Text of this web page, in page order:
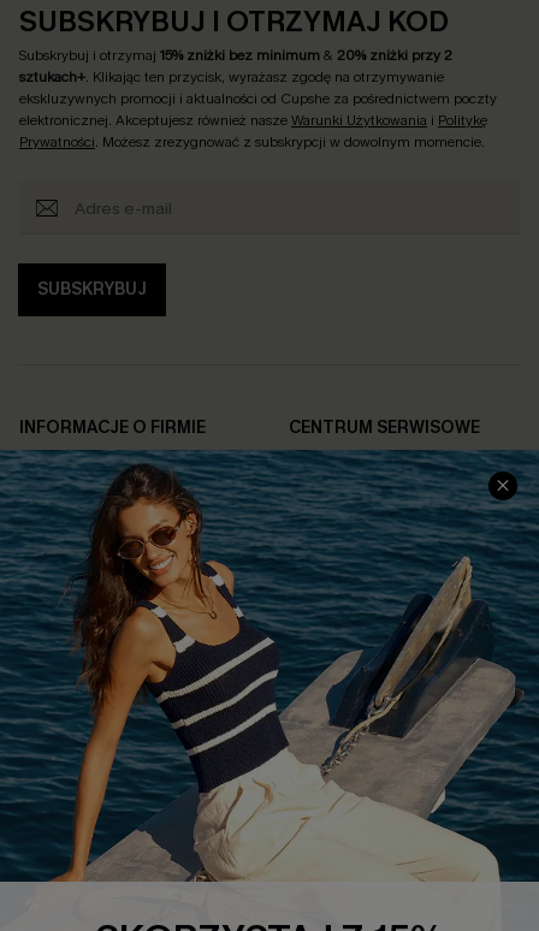
SUBSKRYBUJ I OTRZYMAJ KOD
Subskrybuj i otrzymaj 15% zniżki bez minimum& 20% zniżki przy 2
sztukach+. Klikając ten przycisk, wyrażasz zgodę na otrzymywanie
ekskluzywnych promocji i aktualności od Cupshe za pośrednictwem poczty
elektronicznej. Akceptujesz również naszeWarunki Użytkowania i Politykę
Prywatności. Możesz zrezygnować z subskrypcji w dowolnym momencie.
SUBSKRYBUJ
INFORMACJE O FIRMIE
O NAS
Opinie Klientów
Polityka Prywatności
Warunki & Zasady
Łańcuch Dostaw Cupshe
20% Zniżki na SMS
CENTRUM SERWISOWE
Informacje o Wysyłce
Jak Śledzić
Polityka Zwrotów
Rozpocznij Zwrot
Informacje o Rozmiarach
FAQS
Kontakt z Nami
POPULARNA KOLEKCJA
Nowości